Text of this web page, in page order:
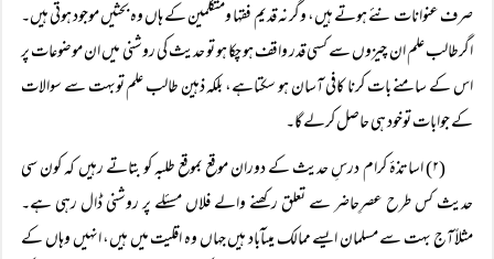
صرف عنوانات نئے ہوتے ہیں، وگر نہ قدیم فقہا ومتکلمین کے ہاں وہ بحثیں موجود ہوتی ہیں۔
اگرطالب علم ان چیزوں سے کسی قدر واقف ہو چکا ہو تو حدیث کی روشنی میں ان موضوعات پر
اس کے سامنے بات کرنا کافی آسان ہو سکتاہے، بلکہ ذہین طالب علم توبہت سے سوالات
کے جوابات توخود ہی حاصل کرلے گا۔
(۲) اساتذۂ کرام درسِ حدیث کے دوران موقع بموقع طلبہ کو بتاتے رہیں کہ کون سی
حدیث کس طرح عصرِحاضر سے تعلق رکھنے والے فلاں مسئلے پر روشنی ڈال رہی ہے۔
مثلاًآج بہت سے مسلمان ایسے ممالک میںآباد ہیں جہاں وہ اقلیت میں ہیں، انہیں وہاں کے